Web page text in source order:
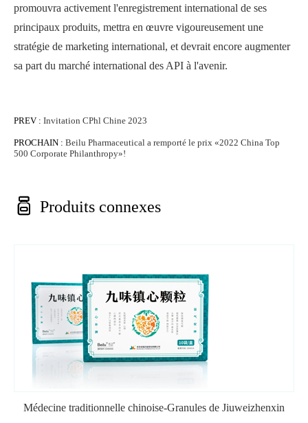
promouvra activement l'enregistrement international de ses
principaux produits, mettra en œuvre vigoureusement une
stratégie de marketing international, et devrait encore augmenter
sa part du marché international des API à l'avenir.
PREV : Invitation CPhl Chine 2023
PROCHAIN : Beilu Pharmaceutical a remporté le prix «2022 China Top
500 Corporate Philanthropy»!
 Produits connexes
Médecine traditionnelle chinoise-Granules de Jiuweizhenxin